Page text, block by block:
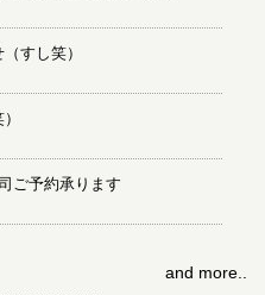
すし笑）
予約承ります
and more..